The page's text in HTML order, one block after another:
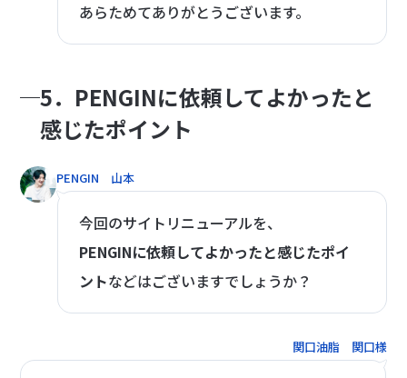
あらためてありがとうございます。
5．PENGINに依頼してよかったと
感じたポイント
PENGIN 山本
今回のサイトリニューアルを、
PENGINに依頼してよかったと感じたポイ
ントなどはございますでしょうか？
関口油脂 関口様